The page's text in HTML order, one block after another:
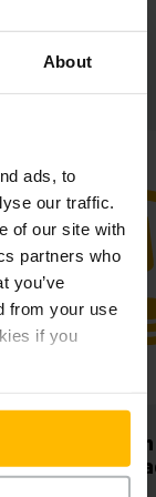
About
ads, to
our traffic.
of our site with
partners who
you’ve
from your use
if you